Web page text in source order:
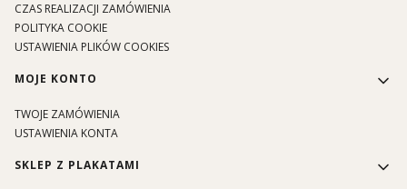
CZAS REALIZACJI ZAMÓWIENIA
POLITYKA COOKIE
USTAWIENIA PLIKÓW COOKIES
MOJE KONTO
TWOJE ZAMÓWIENIA
USTAWIENIA KONTA
SKLEP Z PLAKATAMI